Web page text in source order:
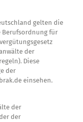
gelten die
Berufsordnung für
der
Diese
der
einsehen.
der
der